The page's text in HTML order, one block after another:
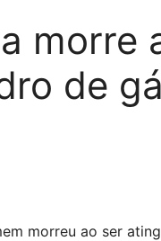
morre
de
morreu ao ser